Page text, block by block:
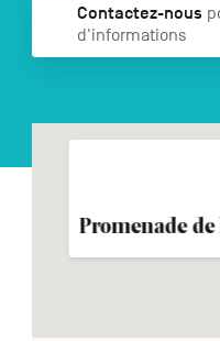
secondaire
Contactez-nous
d'informations
Promenade